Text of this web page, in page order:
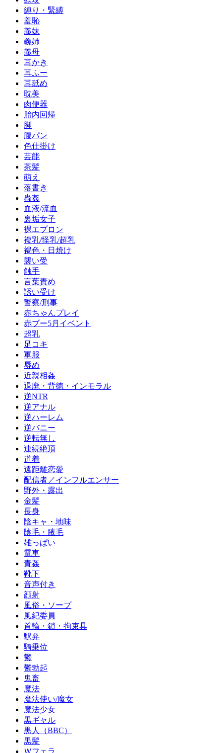
縛り・緊縛
羞恥
義妹
義姉
義母
耳かき
耳ふー
耳舐め
耽美
肉便器
胎内回帰
脚
腹パン
色仕掛け
芸能
茶髪
萌え
落書き
蟲姦
血液/流血
裏垢女子
裸エプロン
複乳/怪乳/超乳
褐色・日焼け
襲い受
触手
言葉責め
誘い受け
警察/刑事
赤ちゃんプレイ
赤ブー5月イベント
超乳
足コキ
軍服
辱め
近親相姦
退廃・背徳・インモラル
逆NTR
逆アナル
逆ハーレム
逆バニー
逆転無し
連続絶頂
道着
遠距離恋愛
配信者／インフルエンサー
野外・露出
金髪
長身
陰キャ・地味
陰毛・腋毛
雄っぱい
電車
青姦
靴下
音声付き
顔射
風俗・ソープ
風紀委員
首輪・鎖・拘束具
駅弁
騎乗位
鬱
鬱勃起
鬼畜
魔法
魔法使い/魔女
魔法少女
黒ギャル
黒人（BBC）
黒髪